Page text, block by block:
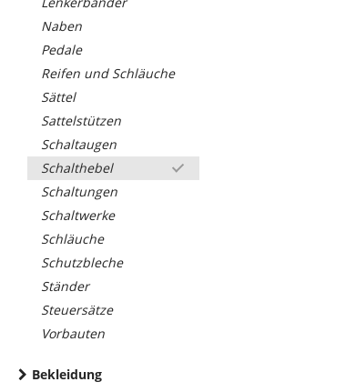
Naben
Pedale
Reifen und Schläuche
Sättel
Sattelstützen
Schaltaugen
Schalthebel
Schaltungen
Schaltwerke
Schläuche
Schutzbleche
Ständer
Steuersätze
Vorbauten
Bekleidung